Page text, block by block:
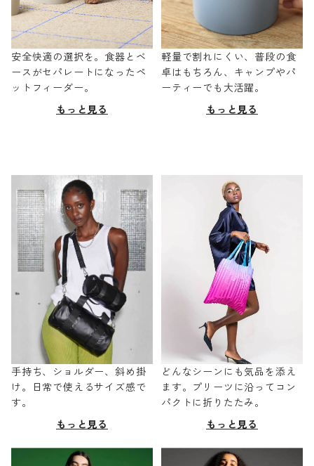
安全快適の選択を。食器とベ
ースがセパレートになったペ
ットフィーダー。
もっと見る
軽量で割れにくい、普段の食
卓はもちろん、キャンプやパ
ーティーでも大活躍。
もっと見る
手持ち、ショルダー、斜め掛
け。日常で使えるサイズ感で
す。
もっと見る
どんなシーンにも気品を添え
ます。プリーツに沿ってコン
パクトに折りたたみ。
もっと見る